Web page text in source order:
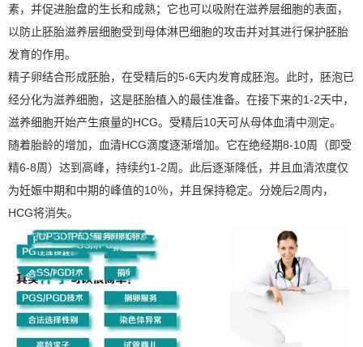
素，并促进胎盘的生长和成熟；它也可以吸附在滋养层细胞的表面，
以防止胚胎滋养层细胞受到母体淋巴细胞的攻击并对其进行保护胚胎
发育的作用。
精子卵结合形成胚胎，在受精后的5-6天内发育成胚泡。此时，胚泡已
经分化为滋养细胞，这是胚胎植入的最佳准备。在接下来的1-2天中，
滋养细胞开始产生痕量的HCG。受精后10天可从母体血清中测定。
随着胎龄的增加，血清HCG滴度逐渐增加。它在绝经期8-10周（即受
精6-8周）达到高峰，持续约1-2周。此后逐渐降低，并且血清浓度仅
为妊娠中期和中期的峰值的10％，并且保持稳定。分娩后2周内，
HCG将消失。